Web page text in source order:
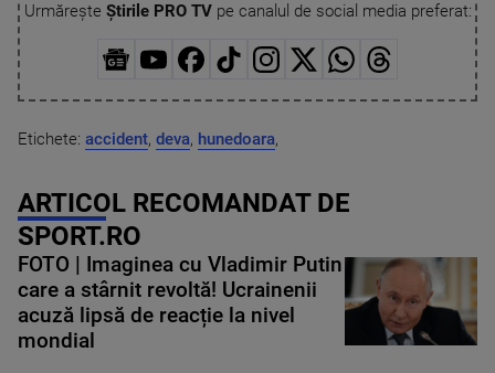
Urmărește Știrile PRO TVpe canalul de social media preferat:
Etichete: accident, deva, hunedoara,
ARTICOL RECOMANDAT DE
SPORT.RO
FOTO | Imaginea cu Vladimir Putin
care a stârnit revoltă! Ucrainenii
acuză lipsă de reacție la nivel
mondial